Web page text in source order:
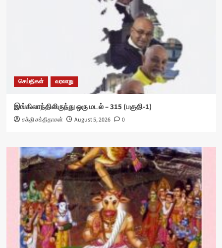
செய்திகள் வரலாறு
இங்கிலாந்திலிருந்து ஒரு மடல் – 315 (பகுதி-1)
சக்தி சக்திதாசன் August 5, 2026 0